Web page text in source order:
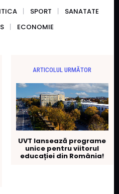
SPORT
SANATATE
ECONOMIE
ARTICOLUL URMĂTOR
UVT lansează programe
unice pentru viitorul
educației din România!